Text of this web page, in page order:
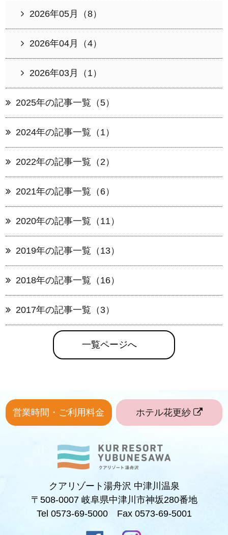
2026年05月（8）
2026年04月（4）
2026年03月（1）
2025年の記事一覧（5）
2024年の記事一覧（1）
2022年の記事一覧（2）
2021年の記事一覧（6）
2020年の記事一覧（11）
2019年の記事一覧（13）
2018年の記事一覧（16）
2017年の記事一覧（3）
一覧ページへ
営業時間・ご利用料金 ホテル花更紗
クアリゾート湯舟沢 中津川温泉
〒508-0007 岐阜県中津川市神坂280番地
Tel 0573-69-5000 Fax 0573-69-5001